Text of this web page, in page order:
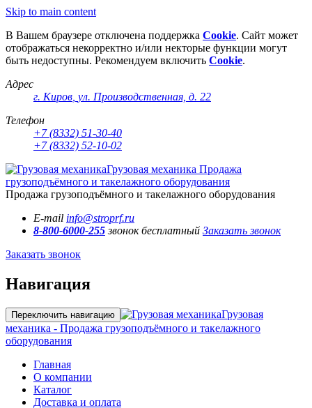
Skip to main content
В Вашем браузере отключена поддержка Cookie. Сайт может
отображаться некорректно и/или некторые функции могут
быть недоступны. Рекомендуем включить Cookie.
Адрес
г. Киров ул. Производственная, д. 22
Телефон
+7 (8332) 51-30-40
+7 (8332) 52-10-02
Грузовая механика Продажа
грузоподъёмного и такелажного оборудования
Продажа грузоподъёмного и такелажного оборудования
E-mail info@stroprf.ru
8-800-6000-255 звонок бесплатный Заказать звонок
Заказать звонок
Навигация
Переключить навигацию
Грузовая
механика - Продажа грузоподъёмного и такелажного
оборудования
Главная
О компании
Каталог
Доставка и оплата